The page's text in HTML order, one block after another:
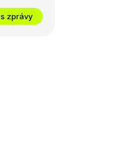
zprávy